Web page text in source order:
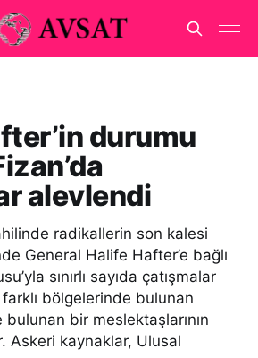
durumu
alevlendi
radikallerin son kalesi
General Halife Hafter’e bağlı
sınırlı sayıda çatışmalar
bölgelerinde bulunan
bir meslektaşlarının
Askeri kaynaklar, Ulusal